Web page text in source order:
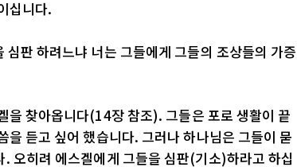
십니다.
판 하려느냐 너는 그들에게 그들의 조상들의 가증
을 찾아옵니다(14장 참조). 그들은 포로 생활이 끝
듣고 싶어 했습니다. 그러나 하나님은 그들이 묻
오히려 에스겔에게 그들을 심판(기소)하라고 하십